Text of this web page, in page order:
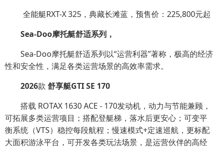
全能艇RXT-X 325，典藏长滩蓝，预售价：225,800元起
Sea-Doo摩托艇舒适系列 ，
Sea-Doo摩托艇舒适系列以“运营利器”著称，极高的经济
性和安全性，满足各类运营场景的高效率需求。
2026款 舒享艇GTI SE 170
搭载 ROTAX 1630 ACE - 170发动机，动力与节能兼顾，
可拓展多类运营项目；搭配登艇梯，落水后更安心；可变平
衡系统（VTS）稳控每段航程；慢速模式+定速巡航，更标配
大面积游泳平台，可开发各类玩法场景，是运营伙伴的高经